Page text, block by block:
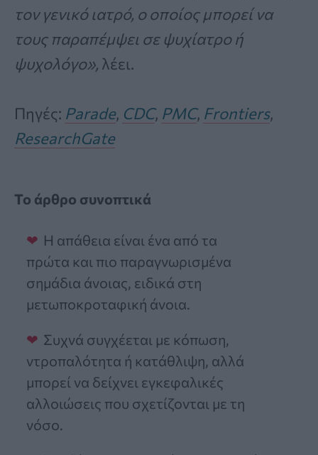
τον γενικό ιατρό, ο οποίος μπορεί να
τους παραπέμψει σε ψυχίατρο ή
ψυχολόγο», λέει.
Πηγές: Parade, CDC, PMC, Frontiers,
ResearchGate
Το άρθρο συνοπτικά
Η απάθεια είναι ένα από τα
πρώτα και πιο παραγνωρισμένα
σημάδια άνοιας, ειδικά στη
μετωποκροταφική άνοια.
Συχνά συγχέεται με κόπωση,
ντροπαλότητα ή κατάθλιψη, αλλά
μπορεί να δείχνει εγκεφαλικές
αλλοιώσεις που σχετίζονται με τη
νόσο.